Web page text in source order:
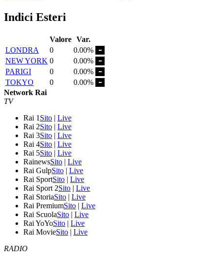
Indici Esteri
Valore Var.
LONDRA
0
0.00%
NEW YORK 0
0.00%
PARIGI
0
0.00%
TOKYO
0
0.00%
Network Rai
TV
Rai 1 Sito | Live
Rai 2Sito | Live
Rai 3Sito | Live
Rai 4Sito | Live
Rai 5Sito | Live
RainewsSito | Live
Rai GulpSito | Live
Rai SportSito | Live
Rai Sport 2Sito | Live
Rai StoriaSito | Live
Rai PremiumSito | Live
Rai ScuolaSito | Live
Rai YoYoSito | Live
Rai MovieSito | Live
RADIO